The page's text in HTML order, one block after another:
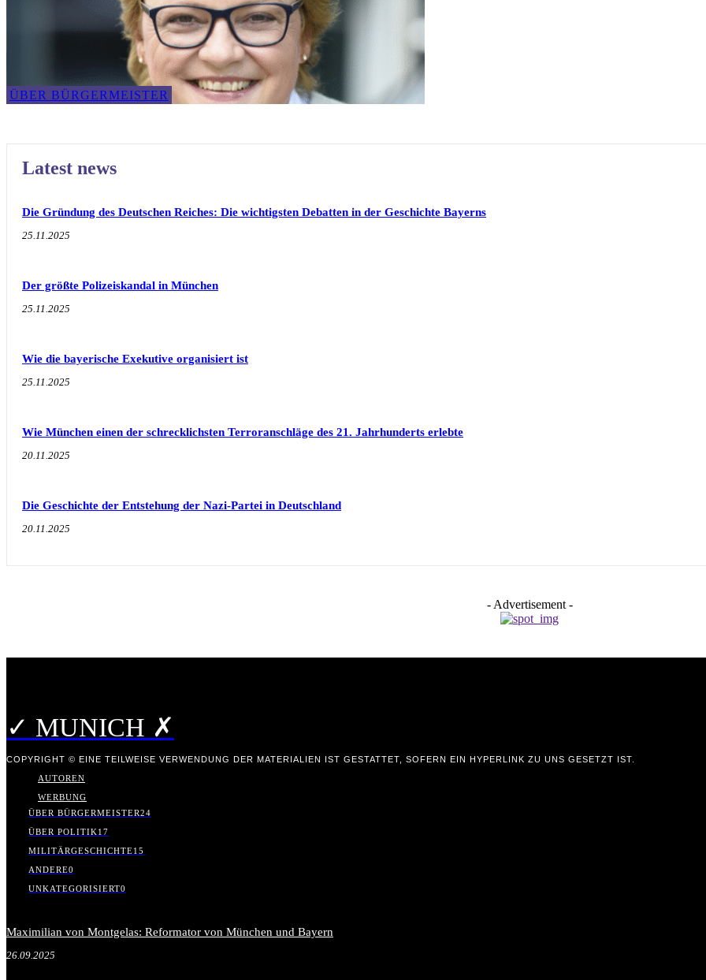
ÜBER BÜRGERMEISTER
Latest news
Die Gründung des Deutschen Reiches: Die wichtigsten Debatten in der Geschichte Bayerns
25.11.2025
Der größte Polizeiskandal in München
25.11.2025
Wie die bayerische Exekutive organisiert ist
25.11.2025
Wie München einen der schrecklichsten Terroranschläge des 21. Jahrhunderts erlebte
20.11.2025
Die Geschichte der Entstehung der Nazi-Partei in Deutschland
20.11.2025
- Advertisement -
✓ MUNICH ✗
COPYRIGHT © EINE TEILWEISE VERWENDUNG DER MATERIALIEN IST GESTATTET, SOFERN EIN HYPERLINK ZU UNS GESETZT IST.
AUTOREN
WERBUNG
ÜBER BÜRGERMEISTER24
ÜBER POLITIK17
MILITÄRGESCHICHTE15
ANDERE0
UNKATEGORISIERT0
Maximilian von Montgelas: Reformator von München und Bayern
26.09.2025